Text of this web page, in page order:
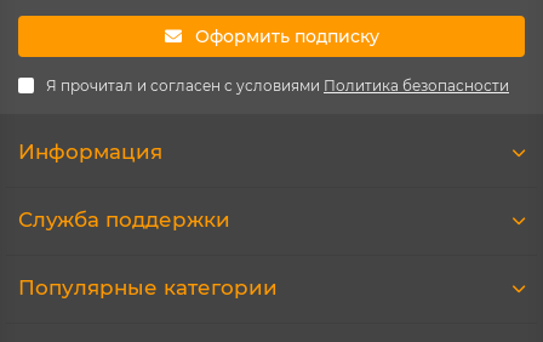
Оформить подписку
Я прочитал и согласен с условиями Политика безопасности
Информация
Служба поддержки
Популярные категории